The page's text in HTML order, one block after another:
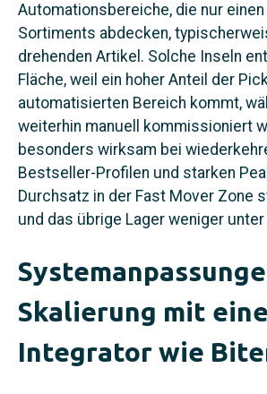
Automationsbereiche, die nur einen
Sortiments abdecken,
drehenden Artikel. Solche Inseln
Fläche, weil ein hoher Anteil der
automatisierten Bereich kommt,
weiterhin manuell kommissioniert
besonders wirksam bei
Bestseller-Profilen und starken
Durchsatz in der Fast Mover Zone
und das übrige Lager weniger
Skalierung mit
Integrator wie